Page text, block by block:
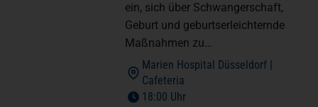
ein, sich über Schwangerschaft,
Geburt und geburtserleichternde
Maßnahmen zu…
Marien Hospital Düsseldorf |
Cafeteria
18:00 Uhr